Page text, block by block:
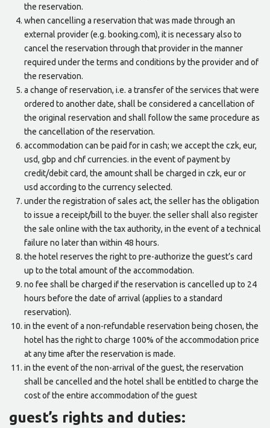
the reservation.
when cancelling a reservation that was made through an
external provider (e.g. booking.com), it is necessary also to
cancel the reservation through that provider in the manner
required under the terms and conditions by the provider and of
the reservation.
a change of reservation, i.e. a transfer of the services that were
ordered to another date, shall be considered a cancellation of
the original reservation and shall follow the same procedure as
the cancellation of the reservation.
accommodation can be paid for in cash; we accept the czk, eur,
usd, gbp and chf currencies. in the event of payment by
credit/debit card, the amount shall be charged in czk, eur or
usd according to the currency selected.
under the registration of sales act, the seller has the obligation
to issue a receipt/bill to the buyer. the seller shall also register
the sale online with the tax authority, in the event of a technical
failure no later than within 48 hours.
the hotel reserves the right to pre-authorize the guest’s card
up to the total amount of the accommodation.
no fee shall be charged if the reservation is cancelled up to 24
hours before the date of arrival (applies to a standard
reservation).
in the event of a non-refundable reservation being chosen, the
hotel has the right to charge 100% of the accommodation price
at any time after the reservation is made.
in the event of the non-arrival of the guest, the reservation
shall be cancelled and the hotel shall be entitled to charge the
cost of the entire accommodation of the guest
guest’s rights and duties: